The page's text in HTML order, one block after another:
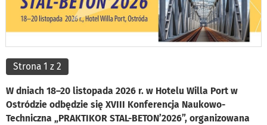
Strona 1 z 2
W dniach 18–20 listopada 2026 r. w Hotelu Willa Port w
Ostródzie odbędzie się XVIII Konferencja Naukowo-
Techniczna „PRAKTIKOR STAL-BETON’2026”, organizowana